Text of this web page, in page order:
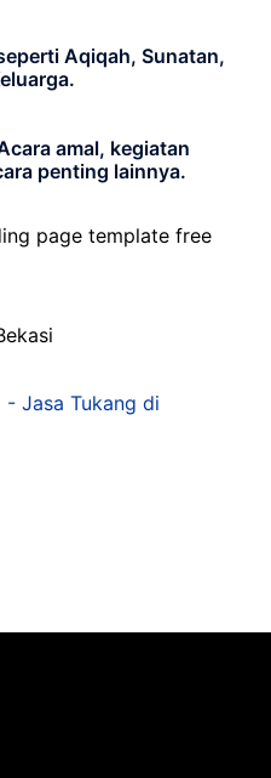
Aqiqah, Sunatan,
amal, kegiatan
penting lainnya.
page template free
- Jasa Tukang di